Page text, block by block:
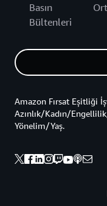
Basın
Bültenleri
Amazon Fırsat Eşitliği
Azınlık/Kadın/
Yönelim/Yaş.